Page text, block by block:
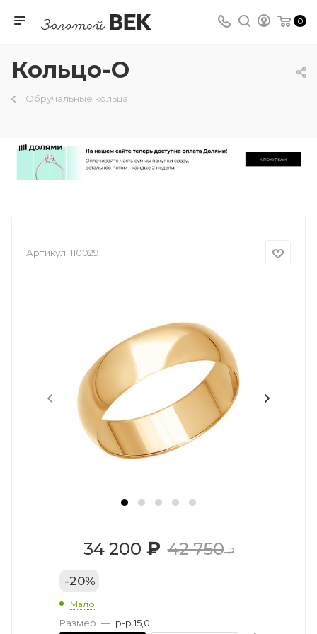
0
Кольцо-О
Обручальные кольца
Артикул: 110029
34 200 ₽ 42 750₽
-20%
Мало
Размер — р-р 15,0